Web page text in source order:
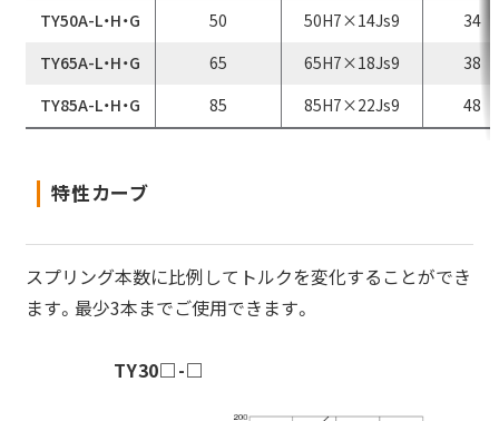
TY50A-L・H・G
50 50H7×14Js9
34
TY65A-L・H・G
65 65H7×18Js9
38
TY85A-L・H・G
85 85H7×22Js9 48
特性カーブ
スプリング本数に比例してトルクを変化することができ
ます。最少3本までご使用できます。
TY30□-□